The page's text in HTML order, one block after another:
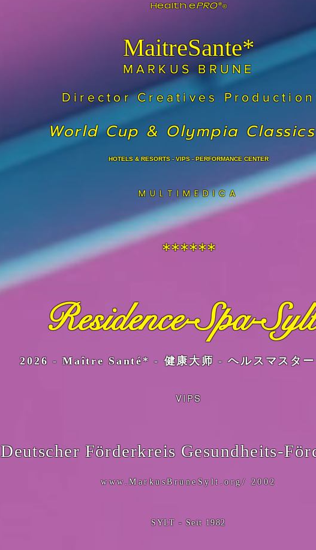
Health ePRO*©
MaitreSante*
MARKUS BRUNE
Director Creatives Production
World Cup & Olympia
HOTELS & RESORTS - VIPS - PERFORMANCE CENTER
MULTIMEDICA
******
Residence-Spa-
2026 - Maître Santé* - 健康大师 - ヘルスマスタ
VIPS
Deutscher Förderkreis Gesundheits-
www.MarkusBruneSylt.org/ 2002
SYLT - Seit 1982